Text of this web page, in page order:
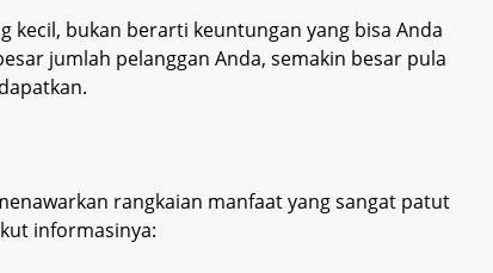
kecil, bukan berarti keuntungan yang bisa Anda
jumlah pelanggan Anda, semakin besar pula
rangkaian manfaat yang sangat patut
informasinya: